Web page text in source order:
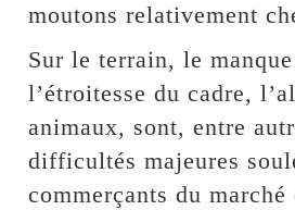
moutons relativement
Sur le terrain, le
l’étroitesse du cadre,
animaux, sont, entre
difficultés majeures
commerçants du